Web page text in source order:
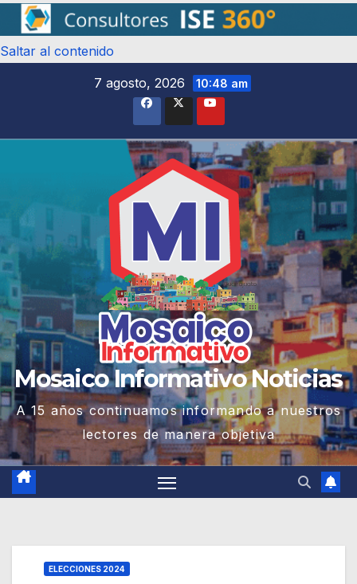
Saltar al contenido
7 agosto, 2026
10:48 am
Mosaico Informativo Noticias
A 15 años continuamos informando a nuestros
lectores de manera objetiva
ELECCIONES 2024